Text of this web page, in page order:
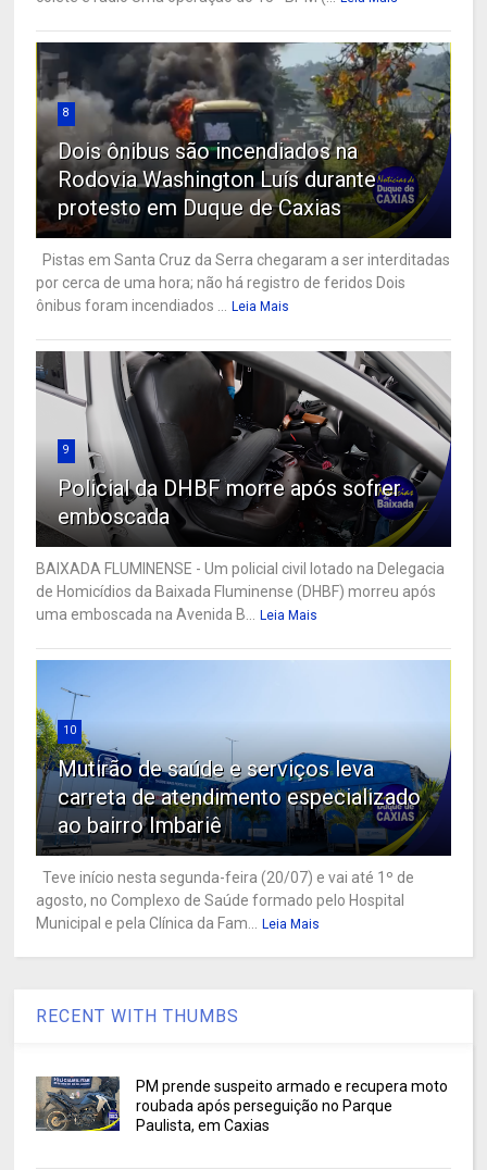
8
Dois ônibus são incendiados na
Rodovia Washington Luís durante
protesto em Duque de Caxias
Pistas em Santa Cruz da Serra chegaram a ser interditadas
por cerca de uma hora; não há registro de feridos Dois
ônibus foram incendiados ... Leia Mais
9
Policial da DHBF morre após sofrer
emboscada
BAIXADA FLUMINENSE - Um policial civil lotado na Delegacia
de Homicídios da Baixada Fluminense (DHBF) morreu após
uma emboscada na Avenida B... Leia Mais
10
Mutirão de saúde e serviços leva
carreta de atendimento especializado
ao bairro Imbariê
Teve início nesta segunda-feira (20/07) e vai até 1º de
agosto, no Complexo de Saúde formado pelo Hospital
Municipal e pela Clínica da Fam... Leia Mais
RECENT WITH THUMBS
PM prende suspeito armado e recupera moto
roubada após perseguição no Parque
Paulista, em Caxias